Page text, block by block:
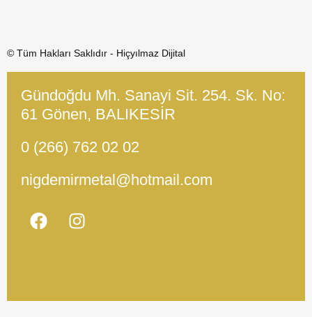
© Tüm Hakları Saklıdır - Hiçyılmaz Dijital
Gündoğdu Mh. Sanayi Sit. 254. Sk. No:
61 Gönen, BALIKESİR
0 (266) 762 02 02
nigdemirmetal@hotmail.com